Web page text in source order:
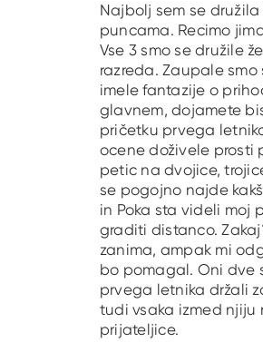
Najbolj sem se
puncama. Recimo
Vse 3 smo se družile
razreda. Zaupale smo
imele fantazije o
glavnem, dojamete
pričetku prvega
ocene doživele prosti
petic na dvojice,
se pogojno najde
in Poka sta videli moj
graditi distanco.
zanima, ampak mi
bo pomagal. Oni dve
prvega letnika držali
tudi vsaka izmed njiju
prijateljice.